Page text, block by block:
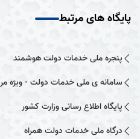
پایگاه های مرتبط
پنجره ملی خدمات دولت هوشمند
سامانه ی ملی خدمات دولت - ویژه
پایگاه اطلاع رسانی وزارت کشور
درگاه ملی خدمات دولت همراه